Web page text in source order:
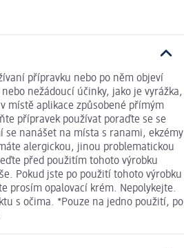
přípravku nebo po něm objeví
nežádoucí účinky, jako je vyrážka,
místě aplikace způsobené přímým
přípravek používat poraďte se se
se nanášet na místa s ranami, ekzémy
alergickou, jinou problematickou
před použitím tohoto výrobku
Pokud jste po použití tohoto výrobku
prosím opalovací krém. Nepolykejte.
s očima. *Pouze na jedno použití, po